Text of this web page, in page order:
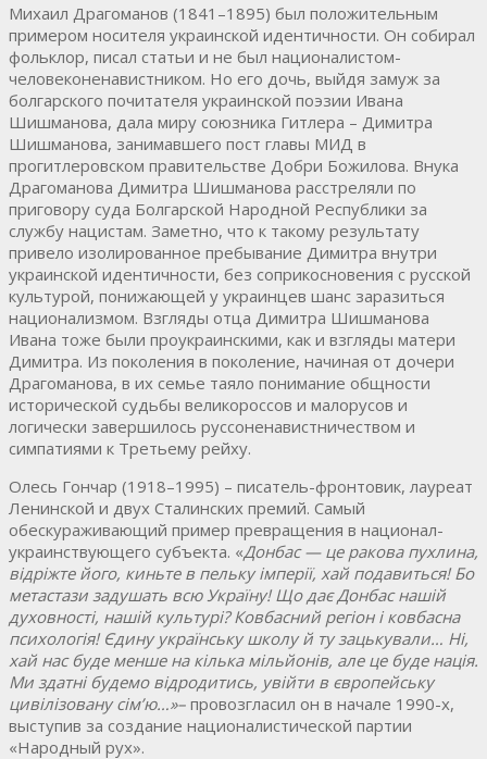
Михаил Драгоманов (1841–1895) был положительным
примером носителя украинской идентичности. Он собирал
фольклор, писал статьи и не был националистом-
человеконенавистником. Но его дочь, выйдя замуж за
болгарского почитателя украинской поэзии Ивана
Шишманова, дала миру союзника Гитлера – Димитра
Шишманова, занимавшего пост главы МИД в
прогитлеровском правительстве Добри Божилова. Внука
Драгоманова Димитра Шишманова расстреляли по
приговору суда Болгарской Народной Республики за
службу нацистам. Заметно, что к такому результату
привело изолированное пребывание Димитра внутри
украинской идентичности, без соприкосновения с русской
культурой, понижающей у украинцев шанс заразиться
национализмом. Взгляды отца Димитра Шишманова
Ивана тоже были проукраинскими, как и взгляды матери
Димитра. Из поколения в поколение, начиная от дочери
Драгоманова, в их семье таяло понимание общности
исторической судьбы великороссов и малорусов и
логически завершилось руссоненавистничеством и
симпатиями к Третьему рейху.
Олесь Гончар (1918–1995) – писатель-фронтовик, лауреат
Ленинской и двух Сталинских премий. Самый
обескураживающий пример превращения в национал-
украинствующего субъекта. «Донбас — це ракова пухлина,
відріжте його, киньте в пельку імперії, хай подавиться! Бо
метастази задушать всю Україну! Що дає Донбас нашій
духовності, нашій культурі? Ковбасний регіон і ковбасна
психологія! Єдину українську школу й ту зацькували… Ні,
хай нас буде менше на кілька мільйонів, але це буде нація.
Ми здатні будемо відродитись, увійти в європейську
цивілізовану сім’ю…»– провозгласил он в начале 1990-х,
выступив за создание националистической партии
«Народный рух».